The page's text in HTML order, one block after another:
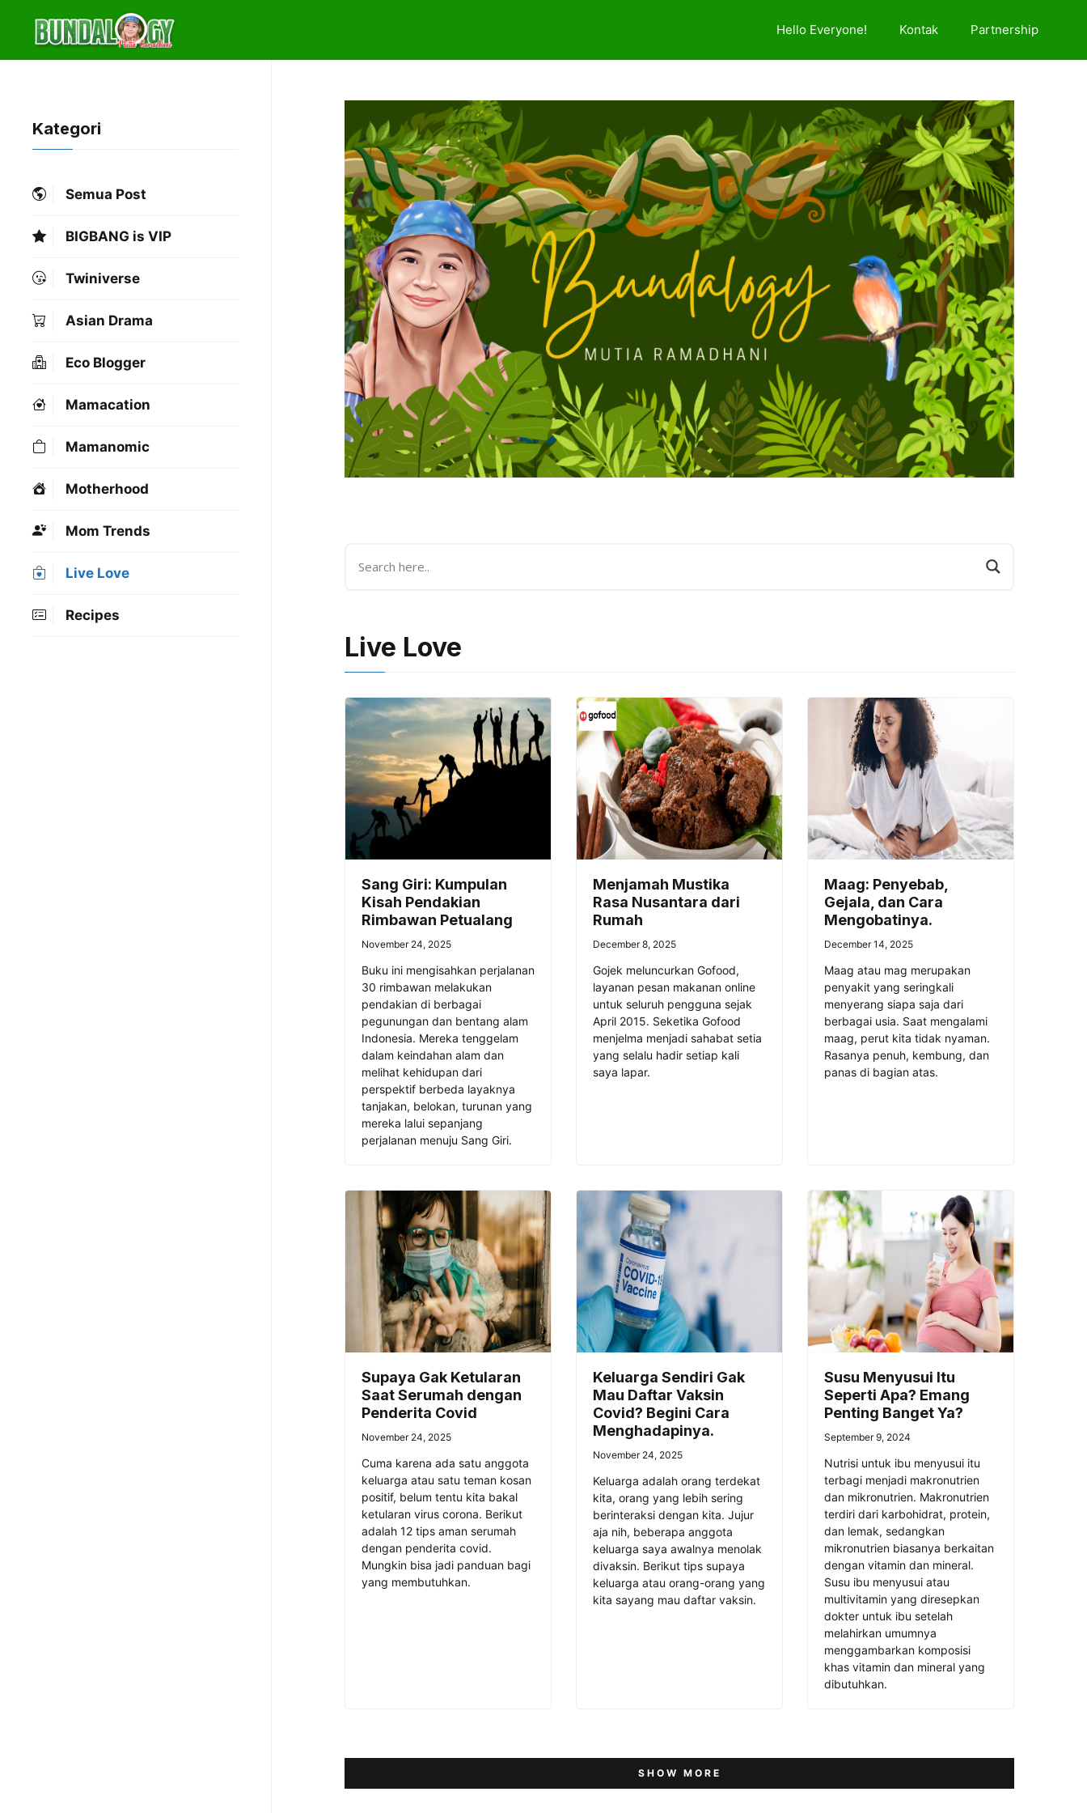
content
Hello Everyone! Kontak Partnership
Live Love
Sang Giri: Kumpulan
Kisah Pendakian
Rimbawan Petualang
November 24, 2025
Buku ini mengisahkan perjalanan
30 rimbawan melakukan
pendakian di berbagai
pegunungan dan bentang alam
Indonesia. Mereka tenggelam
dalam keindahan alam dan
melihat kehidupan dari
perspektif berbeda layaknya
tanjakan, belokan, turunan yang
mereka lalui sepanjang
perjalanan menuju Sang Giri.
Menjamah Mustika
Rasa Nusantara dari
Rumah
December 8, 2025
Gojek meluncurkan Gofood,
layanan pesan makanan online
untuk seluruh pengguna sejak
April 2015. Seketika Gofood
menjelma menjadi sahabat setia
yang selalu hadir setiap kali
saya lapar.
Maag: Penyebab,
Gejala, dan Cara
Mengobatinya.
December 14, 2025
Maag atau mag merupakan
penyakit yang seringkali
menyerang siapa saja dari
berbagai usia. Saat mengalami
maag, perut kita tidak nyaman.
Rasanya penuh, kembung, dan
panas di bagian atas.
Supaya Gak Ketularan
Saat Serumah dengan
Penderita Covid
November 24, 2025
Cuma karena ada satu anggota
keluarga atau satu teman kosan
positif, belum tentu kita bakal
ketularan virus corona. Berikut
adalah 12 tips aman serumah
dengan penderita covid.
Mungkin bisa jadi panduan bagi
yang membutuhkan.
Keluarga Sendiri Gak
Mau Daftar Vaksin
Covid? Begini Cara
Menghadapinya.
November 24, 2025
Keluarga adalah orang terdekat
kita, orang yang lebih sering
berinteraksi dengan kita. Jujur
aja nih, beberapa anggota
keluarga saya awalnya menolak
divaksin. Berikut tips supaya
keluarga atau orang-orang yang
kita sayang mau daftar vaksin.
Susu Menyusui Itu
Seperti Apa? Emang
Penting Banget Ya?
September 9, 2024
Nutrisi untuk ibu menyusui itu
terbagi menjadi makronutrien
dan mikronutrien. Makronutrien
terdiri dari karbohidrat, protein,
dan lemak, sedangkan
mikronutrien biasanya berkaitan
dengan vitamin dan mineral.
Susu ibu menyusui atau
multivitamin yang diresepkan
dokter untuk ibu setelah
melahirkan umumnya
menggambarkan komposisi
khas vitamin dan mineral yang
dibutuhkan.
SHOW MORE
Kategori
Semua Post
BIGBANG is VIP
Twiniverse
Asian Drama
Eco Blogger
Mamacation
Mamanomic
Motherhood
Mom Trends
Live Love
Recipes